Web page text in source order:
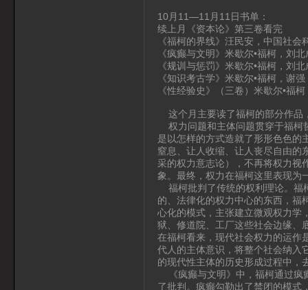
10月11—11月11日书单：
续上月《资本论》第三卷看完
《福柯的界线》汪民安，中国社会
《疯癫与文明》米歇尔•福柯，刘
《规训与惩罚》米歇尔•福柯，刘
《知识考古学》米歇尔•福柯，谢
《性经验史》（三卷）米歇尔•福
这个月主要读了福柯的部分作品
权力问题和主体问题贯穿于福柯
是以怎样的方式造就了形形色色的
窒息、让人收缩、让人丧尽自由的
采的权力意志论），不再将权力视
象。最终，权力在福柯这里表现为
福柯批判了传统的权利理论。福
的、法律化的权力中心的东西，福
心化的模式，主张建立微观权力学
狱、修道院、工厂这些社会边缘、
在福柯看来，现代社会权力的运作
代人的主体意识，将整个社会纳入
的现代性主体的历史形成过程中，
《疯癫与文明》中，福柯通过疯
了批判。疯癫勾勒出了禁闭的模式